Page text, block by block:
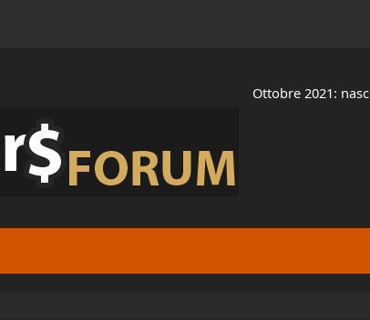
Ottobre 2021: